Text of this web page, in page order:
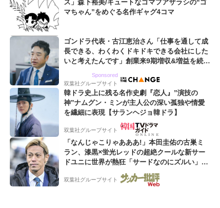
ス」森下裕美/キュートなゴマフアザラシの“ゴ
マちゃん”をめぐる名作ギャグ4コマ
ゴンドラ代表・古江恵治さん「仕事を通して成
長できる、わくわくドキドキできる会社にした
いと考えたんです」創業来9期増収&増益を続け
Sponsored
双葉社グループサイト
韓ドラ史上に残る名作史劇『恋人』”演技の
神”ナムグン・ミンが主人公の深い孤独や情愛
を繊細に表現【サランヘジョ韓ドラ】
双葉社グループサイト
「なんじゃこりゃあああ!」本田圭佑の古巣ミ
ラン、漆黒×蛍光レッドの超絶クールな新サー
ドユニに世界が熱狂「サードなのにズルい」
「こりゃかっけえわ」
双葉社グループサイト